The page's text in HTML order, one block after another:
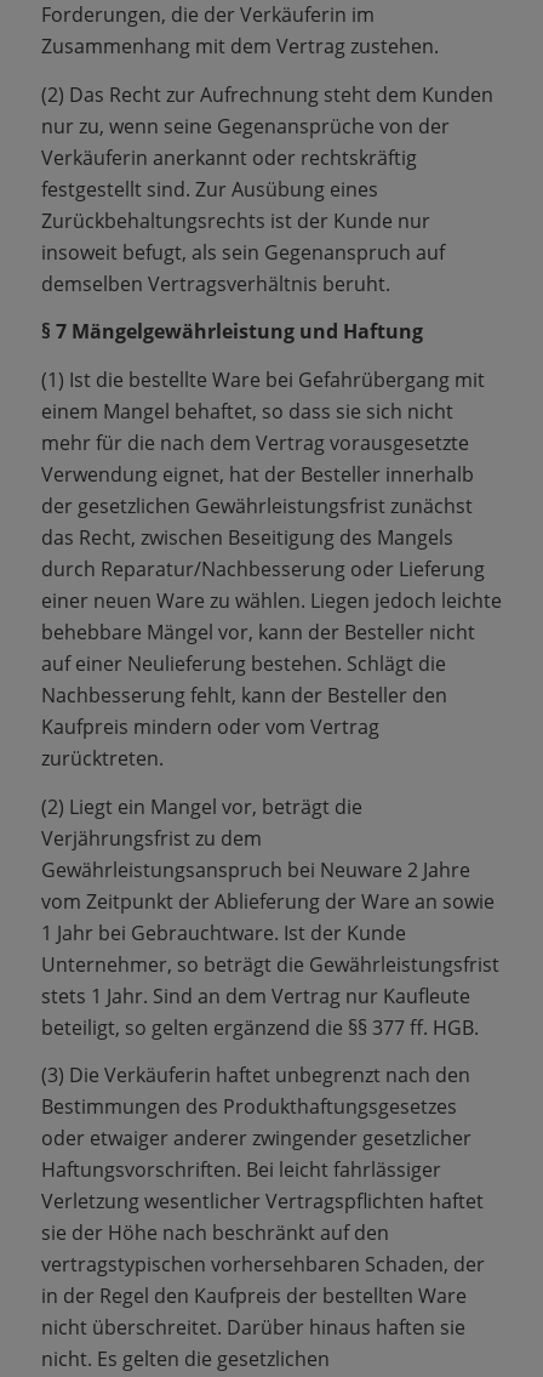
Forderungen, die der Verkäuferin im
Zusammenhang mit dem Vertrag zustehen.
(2) Das Recht zur Aufrechnung steht dem Kunden
nur zu, wenn seine Gegenansprüche von der
Verkäuferin anerkannt oder rechtskräftig
festgestellt sind. Zur Ausübung eines
Zurückbehaltungsrechts ist der Kunde nur
insoweit befugt, als sein Gegenanspruch auf
demselben Vertragsverhältnis beruht.
§ 7 Mängelgewährleistung und Haftung
(1) Ist die bestellte Ware bei Gefahrübergang mit
einem Mangel behaftet, so dass sie sich nicht
mehr für die nach dem Vertrag vorausgesetzte
Verwendung eignet, hat der Besteller innerhalb
der gesetzlichen Gewährleistungsfrist zunächst
das Recht, zwischen Beseitigung des Mangels
durch Reparatur/Nachbesserung oder Lieferung
einer neuen Ware zu wählen. Liegen jedoch leichte
behebbare Mängel vor, kann der Besteller nicht
auf einer Neulieferung bestehen. Schlägt die
Nachbesserung fehlt, kann der Besteller den
Kaufpreis mindern oder vom Vertrag
zurücktreten.
(2) Liegt ein Mangel vor, beträgt die
Verjährungsfrist zu dem
Gewährleistungsanspruch bei Neuware 2 Jahre
vom Zeitpunkt der Ablieferung der Ware an sowie
1 Jahr bei Gebrauchtware. Ist der Kunde
Unternehmer, so beträgt die Gewährleistungsfrist
stets 1 Jahr. Sind an dem Vertrag nur Kaufleute
beteiligt, so gelten ergänzend die §§ 377 ff. HGB.
(3) Die Verkäuferin haftet unbegrenzt nach den
Bestimmungen des Produkthaftungsgesetzes
oder etwaiger anderer zwingender gesetzlicher
Haftungsvorschriften. Bei leicht fahrlässiger
Verletzung wesentlicher Vertragspflichten haftet
sie der Höhe nach beschränkt auf den
vertragstypischen vorhersehbaren Schaden, der
in der Regel den Kaufpreis der bestellten Ware
nicht überschreitet. Darüber hinaus haften sie
nicht. Es gelten die gesetzlichen